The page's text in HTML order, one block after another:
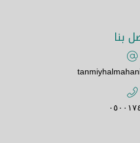
بنا